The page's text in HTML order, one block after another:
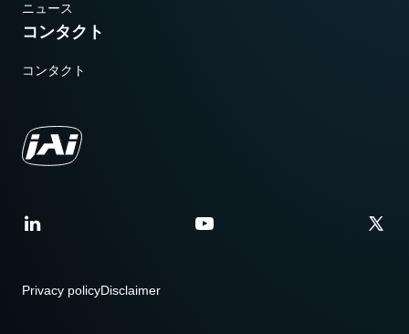
ニュース
コンタクト
コンタクト
Privacy policyDisclaimer